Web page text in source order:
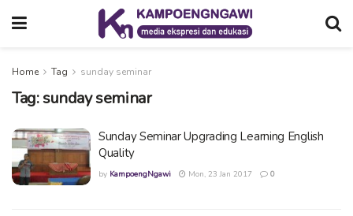
Home Tag sunday seminar
Tag:sunday seminar
Sunday Seminar Upgrading Learning English
Quality
by KampoengNgawi Mon, 23 Jan 2017 0